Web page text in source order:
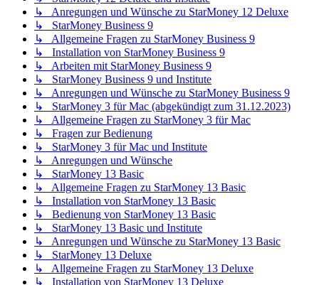
↳ Anregungen und Wünsche zu StarMoney 12 Deluxe
↳ StarMoney Business 9
↳ Allgemeine Fragen zu StarMoney Business 9
↳ Installation von StarMoney Business 9
↳ Arbeiten mit StarMoney Business 9
↳ StarMoney Business 9 und Institute
↳ Anregungen und Wünsche zu StarMoney Business 9
↳ StarMoney 3 für Mac (abgekündigt zum 31.12.2023)
↳ Allgemeine Fragen zu StarMoney 3 für Mac
↳ Fragen zur Bedienung
↳ StarMoney 3 für Mac und Institute
↳ Anregungen und Wünsche
↳ StarMoney 13 Basic
↳ Allgemeine Fragen zu StarMoney 13 Basic
↳ Installation von StarMoney 13 Basic
↳ Bedienung von StarMoney 13 Basic
↳ StarMoney 13 Basic und Institute
↳ Anregungen und Wünsche zu StarMoney 13 Basic
↳ StarMoney 13 Deluxe
↳ Allgemeine Fragen zu StarMoney 13 Deluxe
↳ Installation von StarMoney 13 Deluxe